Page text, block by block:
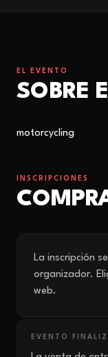
EL EVENTO
SOBRE
motorcycling
INSCRIPCIONES
La inscripción
organizador.
web.
EVENTO